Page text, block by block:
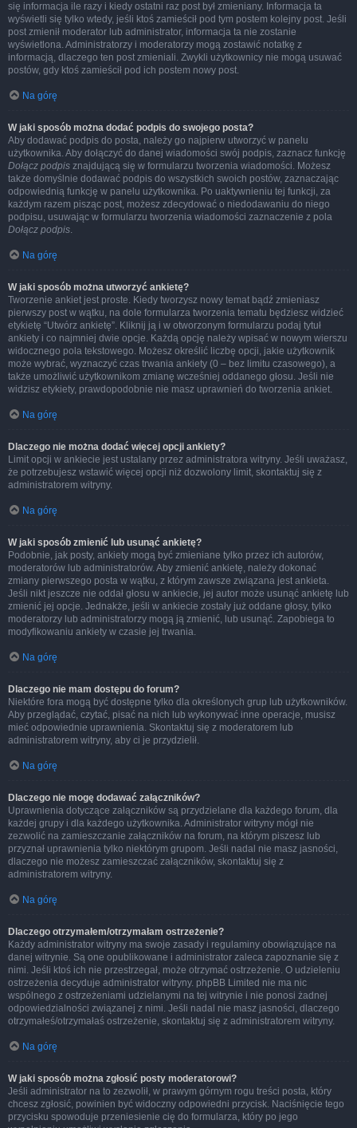
się informacja ile razy i kiedy ostatni raz post był zmieniany. Informacja ta
wyświetli się tylko wtedy, jeśli ktoś zamieścił pod tym postem kolejny post. Jeśli
post zmienił moderator lub administrator, informacja ta nie zostanie
wyświetlona. Administratorzy i moderatorzy mogą zostawić notatkę z
informacją, dlaczego ten post zmieniali. Zwykli użytkownicy nie mogą usuwać
postów, gdy ktoś zamieścił pod ich postem nowy post.
Na górę
W jaki sposób można dodać podpis do swojego posta?
Aby dodawać podpis do posta, należy go najpierw utworzyć w panelu
użytkownika. Aby dołączyć do danej wiadomości swój podpis, zaznacz funkcję
Dołącz podpis znajdującą się w formularzu tworzenia wiadomości. Możesz
także domyślnie dodawać podpis do wszystkich swoich postów, zaznaczając
odpowiednią funkcję w panelu użytkownika. Po uaktywnieniu tej funkcji, za
każdym razem pisząc post, możesz zdecydować o niedodawaniu do niego
podpisu, usuwając w formularzu tworzenia wiadomości zaznaczenie z pola
Dołącz podpis.
Na górę
W jaki sposób można utworzyć ankietę?
Tworzenie ankiet jest proste. Kiedy tworzysz nowy temat bądź zmieniasz
pierwszy post w wątku, na dole formularza tworzenia tematu będziesz widzieć
etykietę “Utwórz ankietę”. Kliknij ją i w otworzonym formularzu podaj tytuł
ankiety i co najmniej dwie opcje. Każdą opcję należy wpisać w nowym wierszu
widocznego pola tekstowego. Możesz określić liczbę opcji, jakie użytkownik
może wybrać, wyznaczyć czas trwania ankiety (0 – bez limitu czasowego), a
także umożliwić użytkownikom zmianę wcześniej oddanego głosu. Jeśli nie
widzisz etykiety, prawdopodobnie nie masz uprawnień do tworzenia ankiet.
Na górę
Dlaczego nie można dodać więcej opcji ankiety?
Limit opcji w ankiecie jest ustalany przez administratora witryny. Jeśli uważasz,
że potrzebujesz wstawić więcej opcji niż dozwolony limit, skontaktuj się z
administratorem witryny.
Na górę
W jaki sposób zmienić lub usunąć ankietę?
Podobnie, jak posty, ankiety mogą być zmieniane tylko przez ich autorów,
moderatorów lub administratorów. Aby zmienić ankietę, należy dokonać
zmiany pierwszego posta w wątku, z którym zawsze związana jest ankieta.
Jeśli nikt jeszcze nie oddał głosu w ankiecie, jej autor może usunąć ankietę lub
zmienić jej opcje. Jednakże, jeśli w ankiecie zostały już oddane głosy, tylko
moderatorzy lub administratorzy mogą ją zmienić, lub usunąć. Zapobiega to
modyfikowaniu ankiety w czasie jej trwania.
Na górę
Dlaczego nie mam dostępu do forum?
Niektóre fora mogą być dostępne tylko dla określonych grup lub użytkowników.
Aby przeglądać, czytać, pisać na nich lub wykonywać inne operacje, musisz
mieć odpowiednie uprawnienia. Skontaktuj się z moderatorem lub
administratorem witryny, aby ci je przydzielił.
Na górę
Dlaczego nie mogę dodawać załączników?
Uprawnienia dotyczące załączników są przydzielane dla każdego forum, dla
każdej grupy i dla każdego użytkownika. Administrator witryny mógł nie
zezwolić na zamieszczanie załączników na forum, na którym piszesz lub
przyznał uprawnienia tylko niektórym grupom. Jeśli nadal nie masz jasności,
dlaczego nie możesz zamieszczać załączników, skontaktuj się z
administratorem witryny.
Na górę
Dlaczego otrzymałem/otrzymałam ostrzeżenie?
Każdy administrator witryny ma swoje zasady i regulaminy obowiązujące na
danej witrynie. Są one opublikowane i administrator zaleca zapoznanie się z
nimi. Jeśli ktoś ich nie przestrzegał, może otrzymać ostrzeżenie. O udzieleniu
ostrzeżenia decyduje administrator witryny. phpBB Limited nie ma nic
wspólnego z ostrzeżeniami udzielanymi na tej witrynie i nie ponosi żadnej
odpowiedzialności związanej z nimi. Jeśli nadal nie masz jasności, dlaczego
otrzymałeś/otrzymałaś ostrzeżenie, skontaktuj się z administratorem witryny.
Na górę
W jaki sposób można zgłosić posty moderatorowi?
Jeśli administrator na to zezwolił, w prawym górnym rogu treści posta, który
chcesz zgłosić, powinien być widoczny odpowiedni przycisk. Naciśnięcie tego
przycisku spowoduje przeniesienie cię do formularza, który po jego